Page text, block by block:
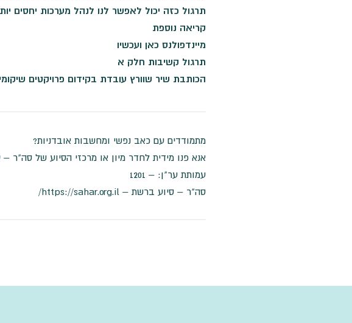
תרגול כזה יכול לאפשר לנו לנהל מערכות יחסים
קריאה נוספת
מיינדפולנס כאן ועכשיו
תרגול קשיבות חלק א
הכותבת שיר שוורץ עובדת בקידום פרויקטים
מתמודדים עם כאב נפשי ומחשבות אובדניות?
אנא פנו מידית לחדר מיון או מרכזי הסיוע של סה"ר
עמותת ער"ן: – 1201
סה"ר – סיוע ברשת – https://sahar.org.il/